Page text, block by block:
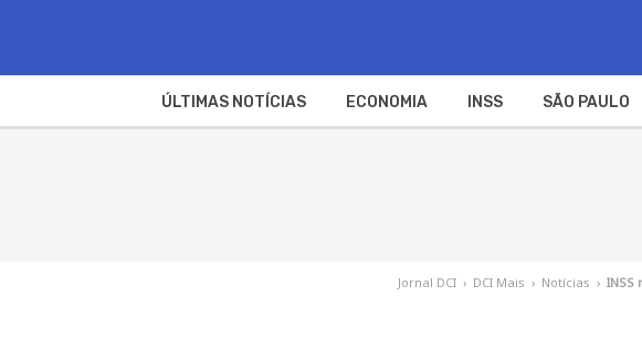
ÚLTIMAS NOTÍCIAS ECONOMIA INSS SÃO PAULO
Jornal DCI › DCI Mais › Notícias › INSS